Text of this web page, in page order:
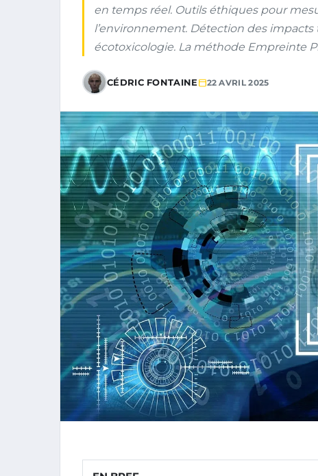
en temps réel. Outils éthiques pour
l’environnement. Détection des
écotoxicologie. La méthode Empreinte
CÉDRIC FONTAINE 22 AVRIL 2025